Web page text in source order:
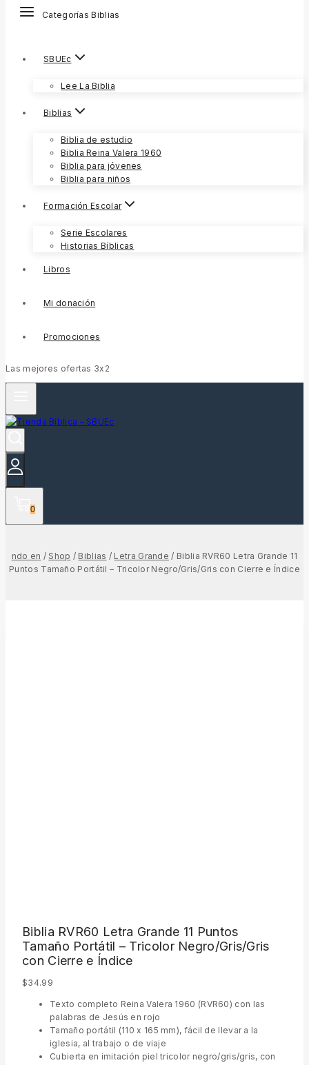
Categorías Biblias
SBUEc
Lee La Biblia
Biblias
Biblia de estudio
Biblia Reina Valera 1960
Biblia para jóvenes
Biblia para niños
Formación Escolar
Serie Escolares
Historias Bíblicas
Libros
Mi donación
Promociones
Las mejores ofertas 3x2
0
ndo en / Shop / Biblias / Letra Grande / Biblia RVR60 Letra Grande 11
Puntos Tamaño Portátil – Tricolor Negro/Gris/Gris con Cierre e Índice
Biblia RVR60 Letra Grande 11 Puntos
Tamaño Portátil – Tricolor Negro/Gris/Gris
con Cierre e Índice
$34.99
Texto completo Reina Valera 1960 (RVR60) con las
palabras de Jesús en rojo
Tamaño portátil (110 x 165 mm), fácil de llevar a la
iglesia, al trabajo o de viaje
Cubierta en imitación piel tricolor negro/gris/gris, con